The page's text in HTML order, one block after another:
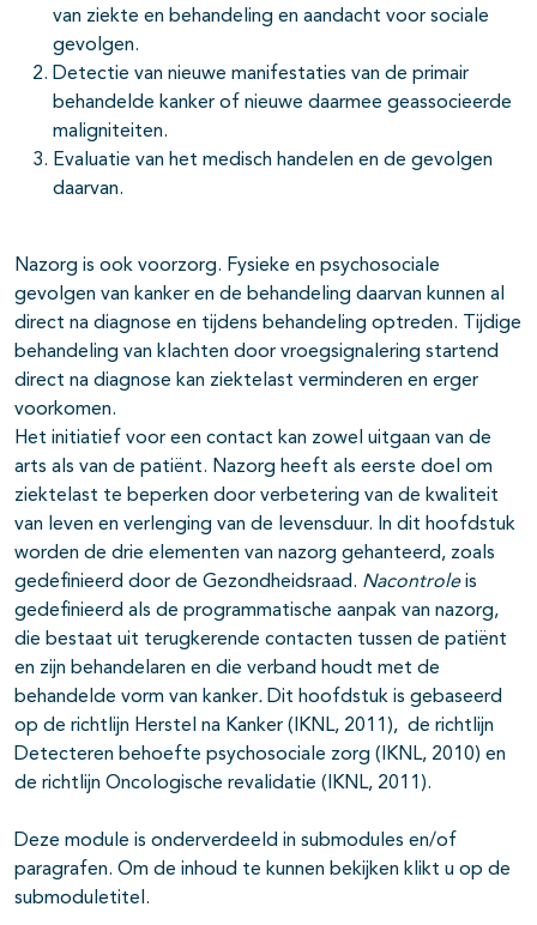
van ziekte en behandeling en aandacht voor sociale
gevolgen.
Detectie van nieuwe manifestaties van de primair
behandelde kanker of nieuwe daarmee geassocieerde
maligniteiten.
Evaluatie van het medisch handelen en de gevolgen
daarvan.
Nazorg is ook voorzorg. Fysieke en psychosociale
gevolgen van kanker en de behandeling daarvan kunnen al
direct na diagnose en tijdens behandeling optreden. Tijdige
behandeling van klachten door vroegsignalering startend
direct na diagnose kan ziektelast verminderen en erger
voorkomen.
Het initiatief voor een contact kan zowel uitgaan van de
arts als van de patiënt. Nazorg heeft als eerste doel om
ziektelast te beperken door verbetering van de kwaliteit
van leven en verlenging van de levensduur. In dit hoofdstuk
worden de drie elementen van nazorg gehanteerd, zoals
gedefinieerd door de Gezondheidsraad. Nacontroleis
gedefinieerd als de programmatische aanpak van nazorg,
die bestaat uit terugkerende contacten tussen de patiënt
en zijn behandelaren en die verband houdt met de
behandelde vorm van kanker. Dit hoofdstuk is gebaseerd
op de richtlijn Herstel na Kanker (IKNL, 2011), de richtlijn
Detecteren behoefte psychosociale zorg (IKNL, 2010) en
de richtlijn Oncologische revalidatie (IKNL, 2011).
Deze module is onderverdeeld in submodules en/of
paragrafen. Om de inhoud te kunnen bekijken klikt u op de
submoduletitel.